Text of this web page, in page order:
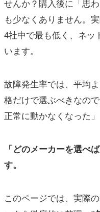
せんか？購入後に「思
も少なくありません。
4社中で最も低く、ネッ
います。
故障発生率では、平均
格だけで選ぶべきなの
正常に動かなくなった
「どのメーカーを選べ
す。
このページでは、実際